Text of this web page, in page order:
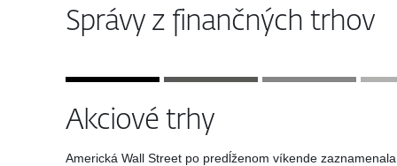
Správy z finančných trhov
Akciové trhy
Americká Wall Street po predĺženom víkende